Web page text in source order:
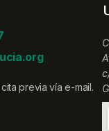
previa vía e-mail.